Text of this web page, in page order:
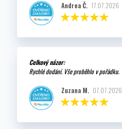
Andrea Č. 17.07.2026
Celkový názor:
Rychlé dodání. Vše proběhlo v pořádku.
Zuzana M. 07.07.2026